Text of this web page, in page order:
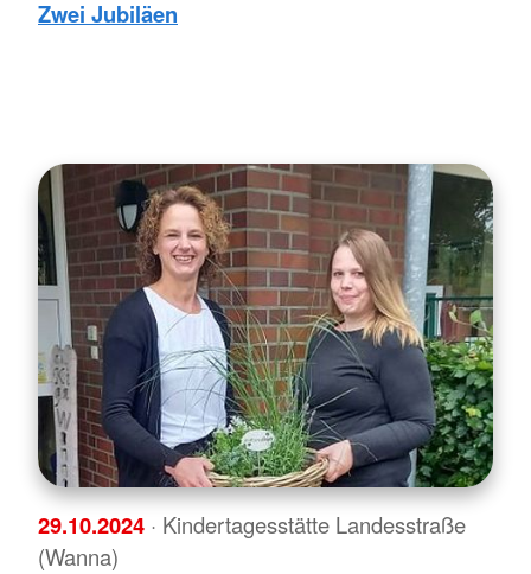
Zwei Jubiläen
29.10.2024 · Kindertagesstätte Landesstraße
(Wanna)